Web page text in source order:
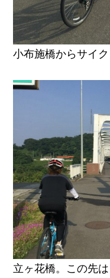
小布施橋からサイク
立ヶ花橋。この先は